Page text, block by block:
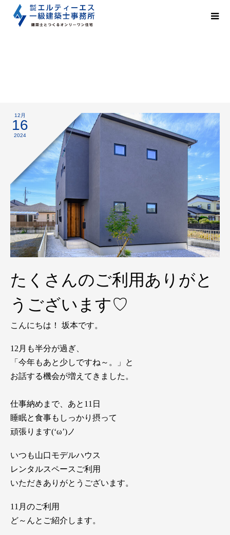
たくさんのご利用ありがとうございます♡
12月
16
2024
たくさんのご利用ありがと
うございます♡
こんにちは！ 坂本です。
12月も半分が過ぎ、
「今年もあと少しですね～。」と
お話する機会が増えてきました。
仕事納めまで、あと11日
睡眠と食事もしっかり摂って
頑張ります(‘ω’)ノ
いつも山口モデルハウス
レンタルスペースご利用
いただきありがとうございます。
11月のご利用
ど～んとご紹介します。